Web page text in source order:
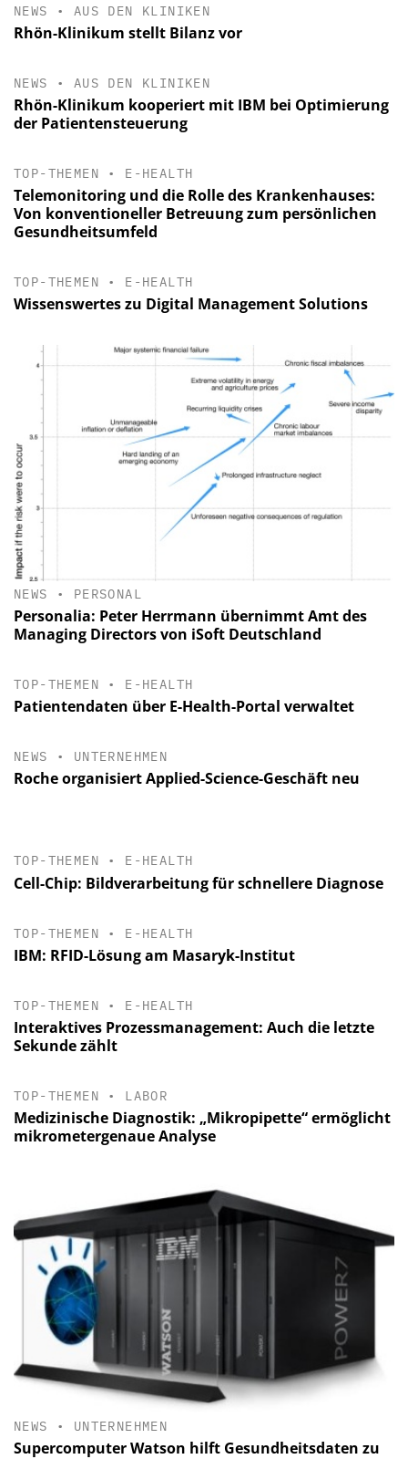
NEWS • AUS DEN KLINIKEN
Rhön-Klinikum stellt Bilanz vor
NEWS • AUS DEN KLINIKEN
Rhön-Klinikum kooperiert mit IBM bei Optimierung
der Patientensteuerung
TOP-THEMEN • E-HEALTH
Telemonitoring und die Rolle des Krankenhauses:
Von konventioneller Betreuung zum persönlichen
Gesundheitsumfeld
TOP-THEMEN • E-HEALTH
Wissenswertes zu Digital Management Solutions
NEWS • PERSONAL
Personalia: Peter Herrmann übernimmt Amt des
Managing Directors von iSoft Deutschland
TOP-THEMEN • E-HEALTH
Patientendaten über E-Health-Portal verwaltet
NEWS • UNTERNEHMEN
Roche organisiert Applied-Science-Geschäft neu
TOP-THEMEN • E-HEALTH
Cell-Chip: Bildverarbeitung für schnellere Diagnose
TOP-THEMEN • E-HEALTH
IBM: RFID-Lösung am Masaryk-Institut
TOP-THEMEN • E-HEALTH
Interaktives Prozessmanagement: Auch die letzte
Sekunde zählt
TOP-THEMEN • LABOR
Medizinische Diagnostik: „Mikropipette“ ermöglicht
mikrometergenaue Analyse
NEWS • UNTERNEHMEN
Supercomputer Watson hilft Gesundheitsdaten zu